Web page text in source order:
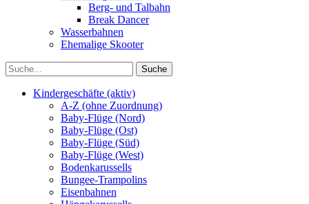
Berg- und Talbahn
Break Dancer
Wasserbahnen
Ehemalige Skooter
Kindergeschäfte (aktiv)
A-Z (ohne Zuordnung)
Baby-Flüge (Nord)
Baby-Flüge (Ost)
Baby-Flüge (Süd)
Baby-Flüge (West)
Bodenkarussells
Bungee-Trampolins
Eisenbahnen